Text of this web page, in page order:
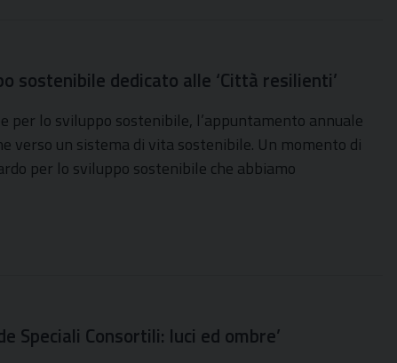
sostenibile dedicato alle ‘Città resilienti’
per lo sviluppo sostenibile, l’appuntamento annuale
verso un sistema di vita sostenibile. Un momento di
per lo sviluppo sostenibile che abbiamo
Speciali Consortili: luci ed ombre’